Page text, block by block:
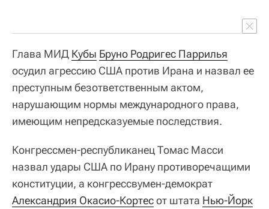
Глава МИД Кубы Бруно Родригес Паррилья
осудил агрессию США против Ирана и назвал ее
преступным безответственным актом,
нарушающим нормы международного права,
имеющим непредсказуемые последствия.
Конгрессмен-республиканец Томас Масси
назвал удары США по Ирану противоречащими
конституции, а конгрессвумен-демократ
Александрия Окасио-Кортесот штата Нью-Йорк